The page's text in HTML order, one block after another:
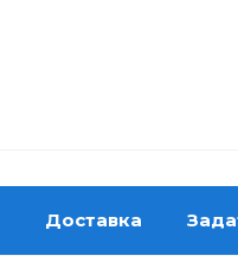
Доставка